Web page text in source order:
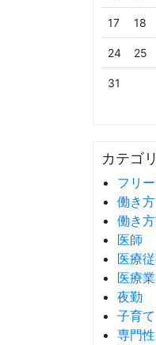
17 18
24 25
31
カテゴ
フリ
働き方
働き
医師
医療
医療
夜勤
子育て
専門性